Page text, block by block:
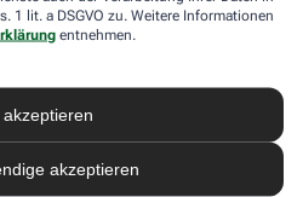
1 lit. a DSGVO zu. Weitere Informationen
entnehmen.
akzeptieren
akzeptieren